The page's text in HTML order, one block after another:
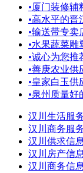
•厦门装修辅
•高水平的晋
•输送带专
•水果蔬菜雕
•诚心为您推
•善庚农业供
•皇家白玉
•泉州质量
汉川生活服
汉川商务服
汉川供求信息
汉川房产信息
汉川商务信息